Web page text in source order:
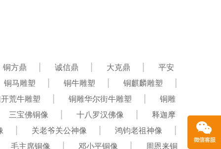
铜方鼎 诚信鼎 大克鼎
平安
铜马雕塑
铜牛雕塑
铜麒麟雕塑
荒牛雕塑
铜雕华尔街牛雕塑
铜雕
三宝佛铜像
十八罗汉佛像
释迦摩
关老爷关公神像
鸿钧老祖神像
毛主席铜像
邓小平铜像 周恩来铜